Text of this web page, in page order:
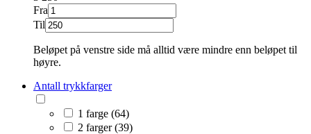
Fra
Til
Beløpet på venstre side må alltid være mindre enn beløpet til
høyre.
Antall trykkfarger
1 farge (64)
2 farger (39)